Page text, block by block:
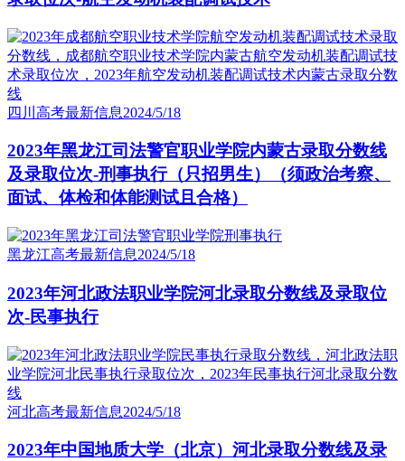
四川高考最新信息2024/5/18
2023年黑龙江司法警官职业学院内蒙古录取分数线
及录取位次-刑事执行（只招男生）（须政治考察、
面试、体检和体能测试且合格）
黑龙江高考最新信息2024/5/18
2023年河北政法职业学院河北录取分数线及录取位
次-民事执行
河北高考最新信息2024/5/18
2023年中国地质大学（北京）河北录取分数线及录